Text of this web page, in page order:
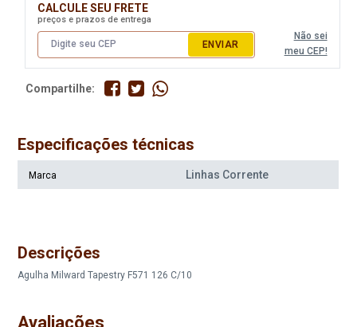
CALCULE SEU FRETE
preços e prazos de entrega
ENVIAR
Não sei
meu CEP!
Compartilhe:
Especificações técnicas
Marca Linhas Corrente
Descrições
Agulha Milward Tapestry F571 126 C/10
Avaliações